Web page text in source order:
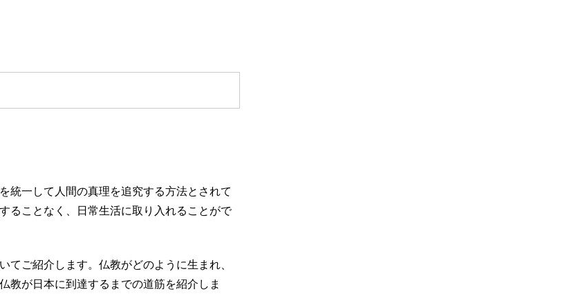
統一して人間の真理を追究する方法とされて
ることなく、日常生活に取り入れることがで
ご紹介します。仏教がどのように生まれ、
教が日本に到達するまでの道筋を紹介しま